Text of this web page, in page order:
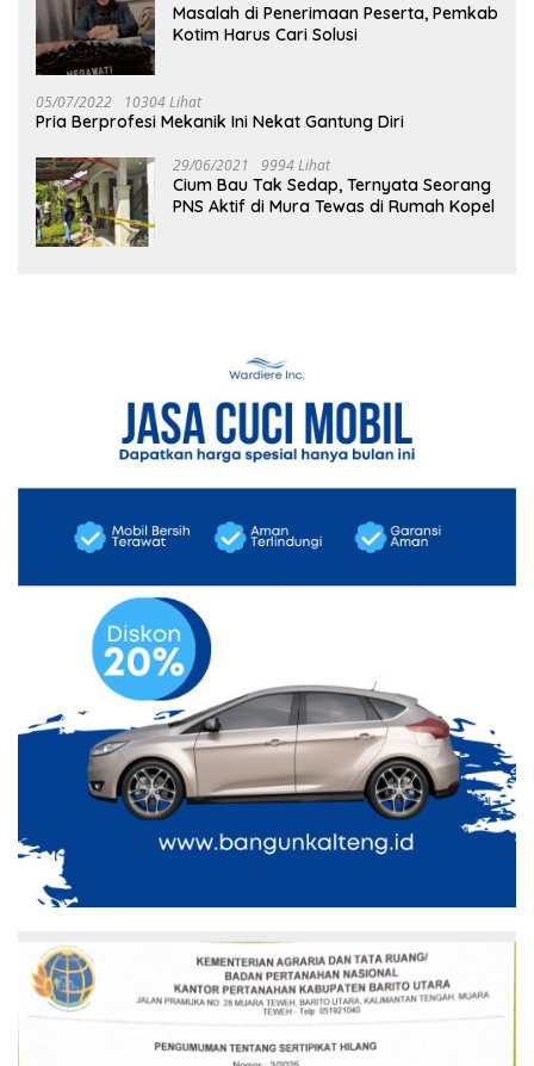
Masalah di Penerimaan Peserta, Pemkab
Kotim Harus Cari Solusi
05/07/2022 10304 Lihat
Pria Berprofesi Mekanik Ini Nekat Gantung Diri
29/06/2021 9994 Lihat
Cium Bau Tak Sedap, Ternyata Seorang
PNS Aktif di Mura Tewas di Rumah Kopel